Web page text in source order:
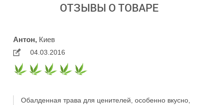
ОТЗЫВЫ О ТОВАРЕ
Антон,Киев
04.03.2016
Обалденная трава для ценителей, особенно вкусно,